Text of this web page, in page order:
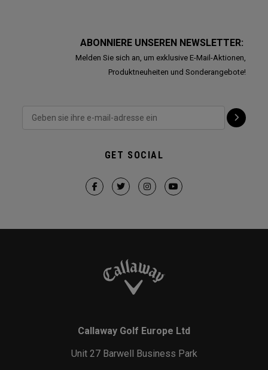
ABONNIERE UNSEREN NEWSLETTER:
Melden Sie sich an, um exklusive E-Mail-Aktionen,
Produktneuheiten und Sonderangebote!
GET SOCIAL
Callaway Golf Europe Ltd
Unit 27 Barwell Business Park